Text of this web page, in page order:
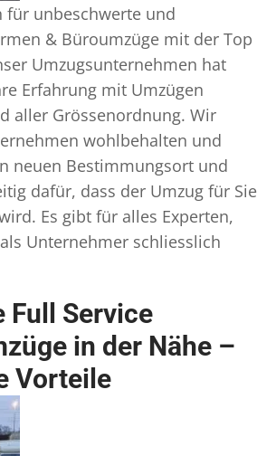
für unbeschwerte und
& Büroumzüge mit der Top
Umzugsunternehmen hat
Erfahrung mit Umzügen
aller Grössenordnung. Wir
wohlbehalten und
neuen Bestimmungsort und
dafür, dass der Umzug für Sie
Es gibt für alles Experten,
Unternehmer schliesslich
Full Service
in der Nähe –
Vorteile